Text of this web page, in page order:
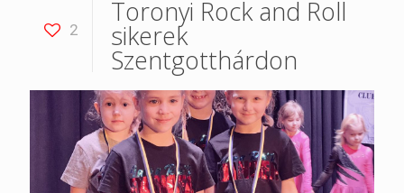
2
Toronyi Rock and Roll
sikerek
Szentgotthárdon